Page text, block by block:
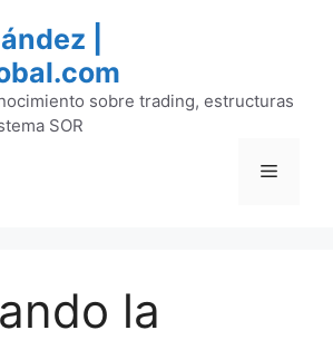
|
sobre trading, estructuras
SOR
Menú
la